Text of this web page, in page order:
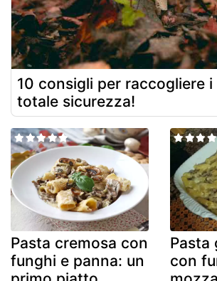
10 consigli per raccogliere
totale sicurezza!
Pasta cremosa con
funghi e panna: un
Pasta
con